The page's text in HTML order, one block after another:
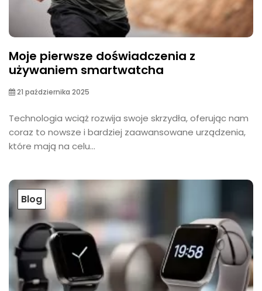
Moje pierwsze doświadczenia z
używaniem smartwatcha
21 października 2025
Technologia wciąż rozwija swoje skrzydła, oferując nam
coraz to nowsze i bardziej zaawansowane urządzenia,
które mają na celu...
Blog